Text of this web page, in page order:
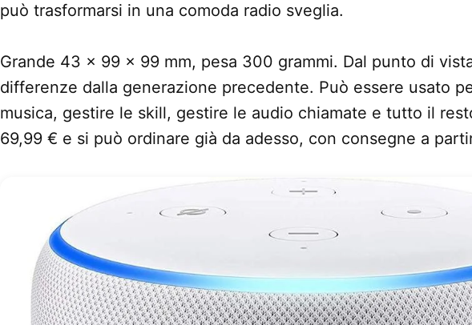
può trasformarsi in una comoda radio sveglia.
Grande 43 x 99 x 99 mm, pesa 300 grammi. Dal punto di
differenze dalla generazione precedente. Può essere usato
musica, gestire le skill, gestire le audio chiamate e tutto il
69,99 € e si può ordinare già da adesso, con consegne a